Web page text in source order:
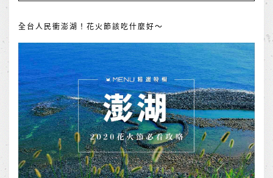
全台人民衝澎湖！花火節該吃什麼好～